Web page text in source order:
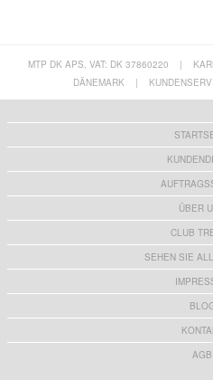
MTP DK APS, VAT: DK 37860220 |
DÄNEMARK
|
ÜBER
CLUB
SEHEN SIE
AGB